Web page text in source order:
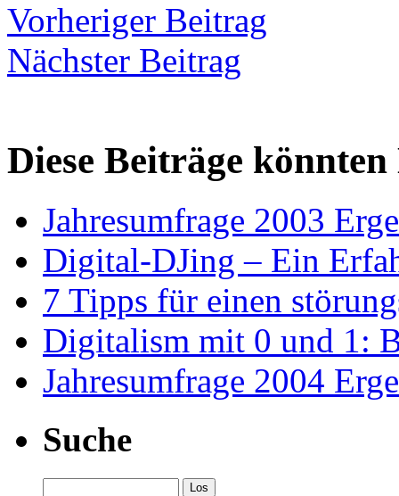
Vorheriger Beitrag
Nächster Beitrag
Diese Beiträge
Jahresumfrage 2003
Digital-DJing – Ein
7 Tipps für einen
Digitalism mit 0 und 1:
Jahresumfrage 2004
Suche